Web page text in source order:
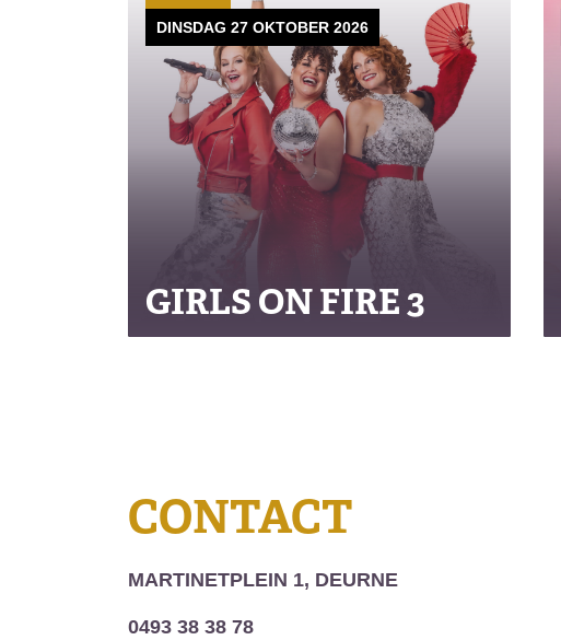
DINSDAG 27 OKTOBER 2026
GIRLS ON FIRE 3
CONTACT
MARTINETPLEIN 1, DEURNE
0493 38 38 78